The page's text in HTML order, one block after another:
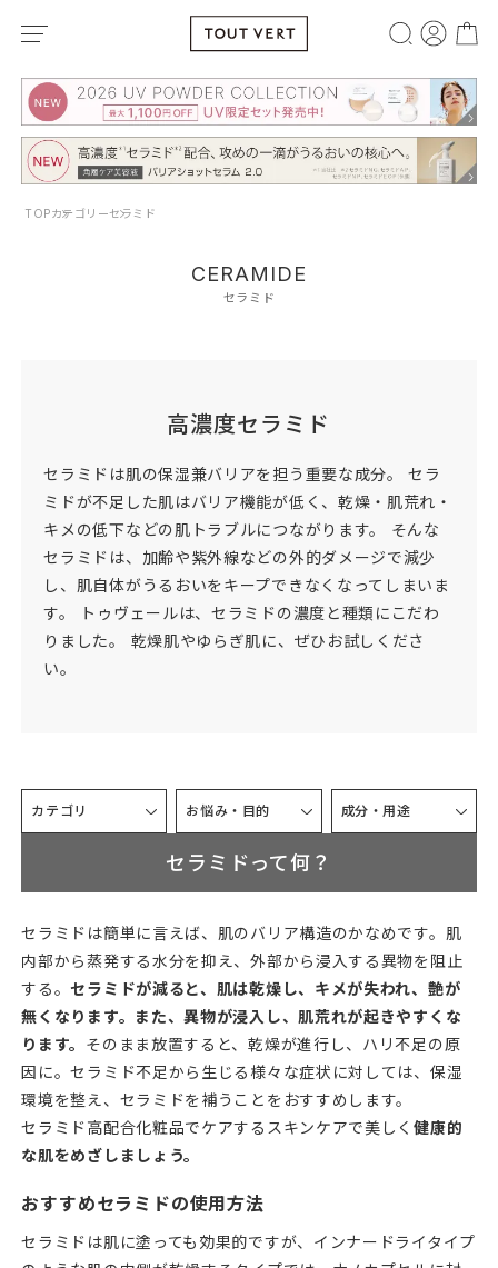
TOPカテゴリーセラミド
CERAMIDE
セラミド
高濃度セラミド
セラミドは肌の保湿兼バリアを担う重要な成分。 セラ
ミドが不足した肌はバリア機能が低く、乾燥・肌荒れ・
キメの低下などの肌トラブルにつながります。 そんな
セラミドは、加齢や紫外線などの外的ダメージで減少
し、肌自体がうるおいをキープできなくなってしまいま
す。 トゥヴェールは、セラミドの濃度と種類にこだわ
りました。 乾燥肌やゆらぎ肌に、ぜひお試しくださ
い。
セラミドって何？
セラミドは簡単に言えば、肌のバリア構造のかなめです。肌
内部から蒸発する水分を抑え、外部から浸入する異物を阻止
する。セラミドが減ると、肌は乾燥し、キメが失われ、艶が
無くなります。また、異物が浸入し、肌荒れが起きやすくな
ります。 そのまま放置すると、乾燥が進行し、ハリ不足の原
因に。セラミド不足から生じる様々な症状に対しては、保湿
環境を整え、セラミドを補うことをおすすめします。
セラミド高配合化粧品でケアするスキンケアで美しく健康的
な肌をめざしましょう。
おすすめセラミドの使用方法
セラミドは肌に塗っても効果的ですが、インナードライタイプ
カテゴリ お悩み・目的 成分・用途